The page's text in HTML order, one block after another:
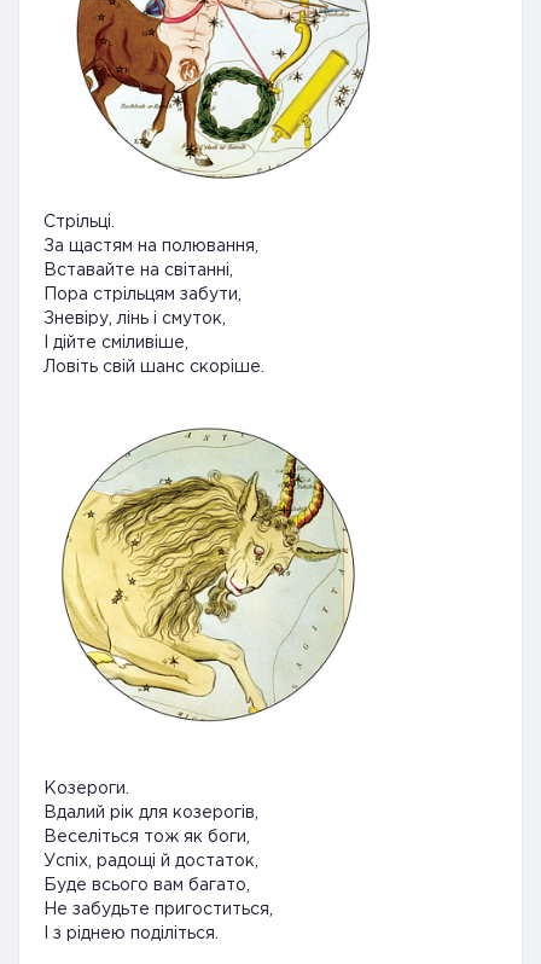
Стрільці.
За щастям на полювання,
Вставайте на світанні,
Пора стрільцям забути,
Зневіру, лінь і смуток,
І дійте сміливіше,
Ловіть свій шанс скоріше.
Козероги.
Вдалий рік для козерогів,
Веселіться тож як боги,
Успіх, радощі й достаток,
Буде всього вам багато,
Не забудьте пригоститься,
І з ріднею поділіться.